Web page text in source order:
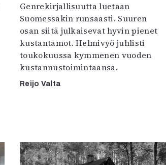
Genrekirjallisuutta luetaan
Suomessakin runsaasti. Suuren
osan siitä julkaisevat hyvin pienet
kustantamot. Helmivyö juhlisti
toukokuussa kymmenen vuoden
kustannustoimintaansa.
Reijo Valta